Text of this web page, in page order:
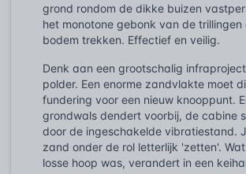
grond rondom de dikke buizen
het monotone gebonk van de trillingen
bodem trekken. Effectief en veilig.
Denk aan een grootschalig
polder. Een enorme zandvlakte moet
fundering voor een nieuw knooppunt.
grondwals dendert voorbij, de cabine
door de ingeschakelde vibratiestand.
zand onder de rol letterlijk 'zetten'.
losse hoop was, verandert in een